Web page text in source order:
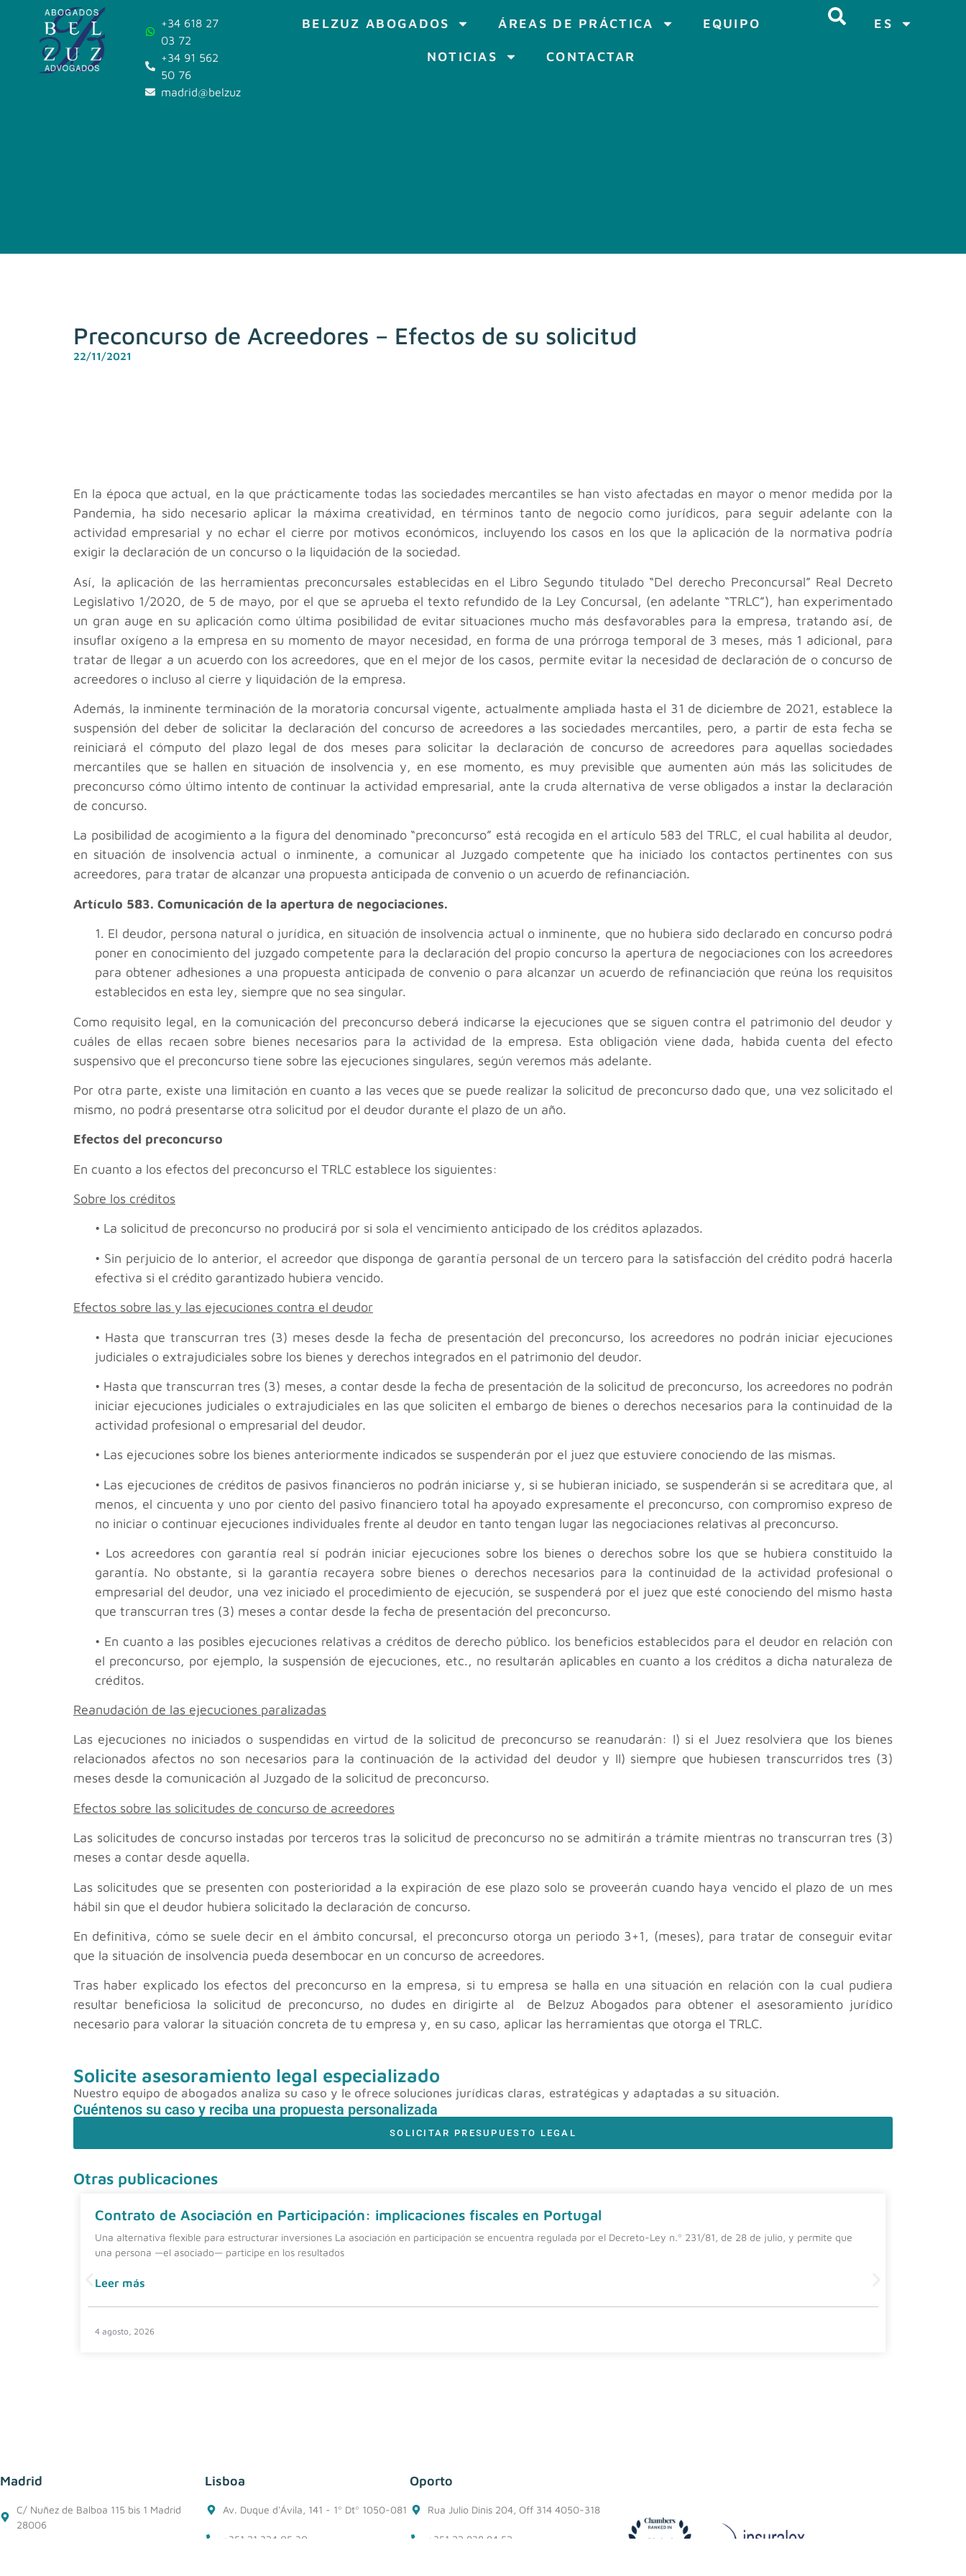
+34 618 27
03 72
+34 91 562
50 76
madrid@belzuz.com
BELZUZ ABOGADOS ÁREAS DE PRÁCTICA EQUIPO
NOTICIAS CONTACTAR
ES
Preconcurso de Acreedores – Efectos de su solicitud
22/11/2021
En la época que actual, en la que prácticamente todas las sociedades mercantiles se han visto afectadas en mayor o menor medida por la
Pandemia, ha sido necesario aplicar la máxima creatividad, en términos tanto de negocio como jurídicos, para seguir adelante con la
actividad empresarial y no echar el cierre por motivos económicos, incluyendo los casos en los que la aplicación de la normativa podría
exigir la declaración de un concurso o la liquidación de la sociedad.
Así, la aplicación de las herramientas preconcursales establecidas en el Libro Segundo titulado “Del derecho Preconcursal” Real Decreto
Legislativo 1/2020, de 5 de mayo, por el que se aprueba el texto refundido de la Ley Concursal, (en adelante “TRLC”), han experimentado
un gran auge en su aplicación como última posibilidad de evitar situaciones mucho más desfavorables para la empresa, tratando así, de
insuflar oxígeno a la empresa en su momento de mayor necesidad, en forma de una prórroga temporal de 3 meses, más 1 adicional, para
tratar de llegar a un acuerdo con los acreedores, que en el mejor de los casos, permite evitar la necesidad de declaración de o concurso de
acreedores o incluso al cierre y liquidación de la empresa.
Además, la inminente terminación de la moratoria concursal vigente, actualmente ampliada hasta el 31 de diciembre de 2021, establece la
suspensión del deber de solicitar la declaración del concurso de acreedores a las sociedades mercantiles, pero, a partir de esta fecha se
reiniciará el cómputo del plazo legal de dos meses para solicitar la declaración de concurso de acreedores para aquellas sociedades
mercantiles que se hallen en situación de insolvencia y, en ese momento, es muy previsible que aumenten aún más las solicitudes de
preconcurso cómo último intento de continuar la actividad empresarial, ante la cruda alternativa de verse obligados a instar la declaración
de concurso.
La posibilidad de acogimiento a la figura del denominado “preconcurso” está recogida en el artículo 583 del TRLC, el cual habilita al deudor,
en situación de insolvencia actual o inminente, a comunicar al Juzgado competente que ha iniciado los contactos pertinentes con sus
acreedores, para tratar de alcanzar una propuesta anticipada de convenio o un acuerdo de refinanciación.
Artículo 583. Comunicación de la apertura de negociaciones.
1. El deudor, persona natural o jurídica, en situación de insolvencia actual o inminente, que no hubiera sido declarado en concurso podrá
poner en conocimiento del juzgado competente para la declaración del propio concurso la apertura de negociaciones con los acreedores
para obtener adhesiones a una propuesta anticipada de convenio o para alcanzar un acuerdo de refinanciación que reúna los requisitos
establecidos en esta ley, siempre que no sea singular.
Como requisito legal, en la comunicación del preconcurso deberá indicarse la ejecuciones que se siguen contra el patrimonio del deudor y
cuáles de ellas recaen sobre bienes necesarios para la actividad de la empresa. Esta obligación viene dada, habida cuenta del efecto
suspensivo que el preconcurso tiene sobre las ejecuciones singulares, según veremos más adelante.
Por otra parte, existe una limitación en cuanto a las veces que se puede realizar la solicitud de preconcurso dado que, una vez solicitado el
mismo, no podrá presentarse otra solicitud por el deudor durante el plazo de un año.
Efectos del preconcurso
En cuanto a los efectos del preconcurso el TRLC establece los siguientes:
Sobre los créditos
• La solicitud de preconcurso no producirá por si sola el vencimiento anticipado de los créditos aplazados.
• Sin perjuicio de lo anterior, el acreedor que disponga de garantía personal de un tercero para la satisfacción del crédito podrá hacerla
efectiva si el crédito garantizado hubiera vencido.
Efectos sobre las y las ejecuciones contra el deudor
• Hasta que transcurran tres (3) meses desde la fecha de presentación del preconcurso, los acreedores no podrán iniciar ejecuciones
judiciales o extrajudiciales sobre los bienes y derechos integrados en el patrimonio del deudor.
• Hasta que transcurran tres (3) meses, a contar desde la fecha de presentación de la solicitud de preconcurso, los acreedores no podrán
iniciar ejecuciones judiciales o extrajudiciales en las que soliciten el embargo de bienes o derechos necesarios para la continuidad de la
actividad profesional o empresarial del deudor.
• Las ejecuciones sobre los bienes anteriormente indicados se suspenderán por el juez que estuviere conociendo de las mismas.
• Las ejecuciones de créditos de pasivos financieros no podrán iniciarse y, si se hubieran iniciado, se suspenderán si se acreditara que, al
menos, el cincuenta y uno por ciento del pasivo financiero total ha apoyado expresamente el preconcurso, con compromiso expreso de
no iniciar o continuar ejecuciones individuales frente al deudor en tanto tengan lugar las negociaciones relativas al preconcurso.
• Los acreedores con garantía real sí podrán iniciar ejecuciones sobre los bienes o derechos sobre los que se hubiera constituido la
garantía. No obstante, si la garantía recayera sobre bienes o derechos necesarios para la continuidad de la actividad profesional o
empresarial del deudor, una vez iniciado el procedimiento de ejecución, se suspenderá por el juez que esté conociendo del mismo hasta
que transcurran tres (3) meses a contar desde la fecha de presentación del preconcurso.
• En cuanto a las posibles ejecuciones relativas a créditos de derecho público. los beneficios establecidos para el deudor en relación con
el preconcurso, por ejemplo, la suspensión de ejecuciones, etc., no resultarán aplicables en cuanto a los créditos a dicha naturaleza de
créditos.
Reanudación de las ejecuciones paralizadas
Las ejecuciones no iniciados o suspendidas en virtud de la solicitud de preconcurso se reanudarán: I) si el Juez resolviera que los bienes
relacionados afectos no son necesarios para la continuación de la actividad del deudor y II) siempre que hubiesen transcurridos tres (3)
meses desde la comunicación al Juzgado de la solicitud de preconcurso.
Efectos sobre las solicitudes de concurso de acreedores
Las solicitudes de concurso instadas por terceros tras la solicitud de preconcurso no se admitirán a trámite mientras no transcurran tres (3)
meses a contar desde aquella.
Las solicitudes que se presenten con posterioridad a la expiración de ese plazo solo se proveerán cuando haya vencido el plazo de un mes
hábil sin que el deudor hubiera solicitado la declaración de concurso.
En definitiva, cómo se suele decir en el ámbito concursal, el preconcurso otorga un periodo 3+1, (meses), para tratar de conseguir evitar
que la situación de insolvencia pueda desembocar en un concurso de acreedores.
Tras haber explicado los efectos del preconcurso en la empresa, si tu empresa se halla en una situación en relación con la cual pudiera
resultar beneficiosa la solicitud de preconcurso, no dudes en dirigirte al
de Belzuz Abogados para obtener el asesoramiento jurídico
necesario para valorar la situación concreta de tu empresa y, en su caso, aplicar las herramientas que otorga el TRLC.
Solicite asesoramiento legal especializado
Nuestro equipo de abogados analiza su caso y le ofrece soluciones jurídicas claras, estratégicas y adaptadas a su situación.
Cuéntenos su caso y reciba una propuesta personalizada
SOLICITAR PRESUPUESTO LEGAL
Otras publicaciones
Contrato de Asociación en Participación: implicaciones fiscales en Portugal
Una alternativa flexible para estructurar inversiones La asociación en participación se encuentra regulada por el Decreto-Ley n.º 231/81, de 28 de julio, y permite que
una persona —el asociado— participe en los resultados
Leer más
4 agosto, 2026
Madrid
C/ Nuñez de Balboa 115 bis 1 Madrid
28006
Lisboa
Av. Duque d'Ávila, 141 - 1º Dtº 1050-081
+351 21 324 05 30
Oporto
Rua Julio Dinis 204, Off 314 4050-318
+351 22 938 94 52